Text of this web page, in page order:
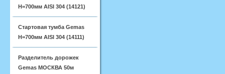
H=700мм AISI 304 (14121)
Стартовая тумба Gemas
H=700мм AISI 304 (14111)
Разделитель дорожек
Gemas МОСКВА 50м